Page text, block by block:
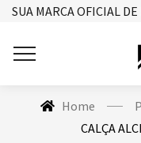
SUA MARCA OFICIAL
Home
CALÇA